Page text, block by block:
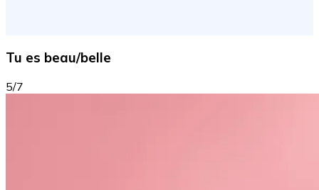
Tu es beau/belle
5/7